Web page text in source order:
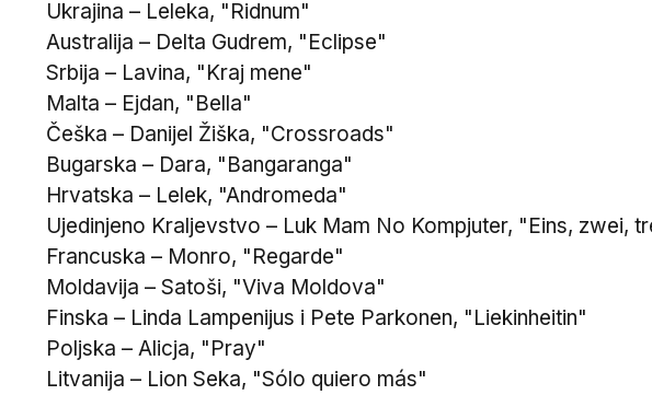
Ukrajina – Leleka, "Ridnum"
Australija – Delta Gudrem, "Eclipse"
Srbija – Lavina, "Kraj mene"
Malta – Ejdan, "Bella"
Češka – Danijel Žiška, "Crossroads"
Bugarska – Dara, "Bangaranga"
Hrvatska – Lelek, "Andromeda"
Ujedinjeno Kraljevstvo – Luk Mam No Kompjuter, "Eins, zwei,
Francuska – Monro, "Regarde"
Moldavija – Satoši, "Viva Moldova"
Finska – Linda Lampenijus i Pete Parkonen, "Liekinheitin"
Poljska – Alicja, "Pray"
Litvanija – Lion Seka, "Sólo quiero más"